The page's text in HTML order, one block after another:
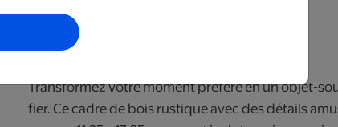
(Papa)
Prêt en 6 à 10 jours ouvrables.
Transformez votre moment préféré en un objet-
fier. Ce cadre de bois rustique avec des détails